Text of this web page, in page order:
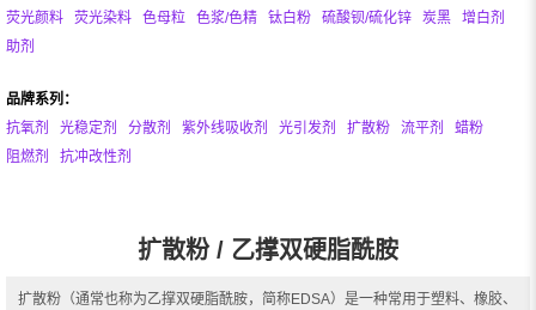
荧光颜料
荧光染料 色母粒 色浆/色精 钛白粉 硫酸钡/硫化锌 炭黑
增白剂
助剂
品牌系列：
抗氧剂
光稳定剂 分散剂 紫外线吸收剂 光引发剂 扩散粉 流平剂
蜡粉
阻燃剂
抗冲改性剂
扩散粉 / 乙撑双硬脂酰胺
扩散粉（通常也称为乙撑双硬脂酰胺，简称EDSA）是一种常用于塑料、橡胶、